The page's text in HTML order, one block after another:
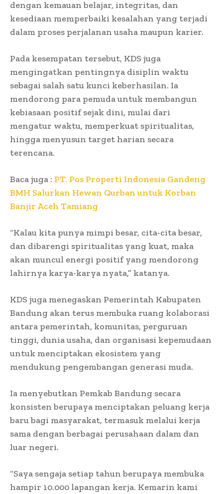
dengan kemauan belajar, integritas, dan
kesediaan memperbaiki kesalahan yang terjadi
dalam proses perjalanan usaha maupun karier.
Pada kesempatan tersebut, KDS juga
mengingatkan pentingnya disiplin waktu
sebagai salah satu kunci keberhasilan. Ia
mendorong para pemuda untuk membangun
kebiasaan positif sejak dini, mulai dari
mengatur waktu, memperkuat spiritualitas,
hingga menyusun target harian secara
terencana.
Baca juga : PT. Pos Properti Indonesia Gandeng
BMH Salurkan Hewan Qurban untuk Korban
Banjir Aceh Tamiang
“Kalau kita punya mimpi besar, cita-cita besar,
dan dibarengi spiritualitas yang kuat, maka
akan muncul energi positif yang mendorong
lahirnya karya-karya nyata,” katanya.
KDS juga menegaskan Pemerintah Kabupaten
Bandung akan terus membuka ruang kolaborasi
antara pemerintah, komunitas, perguruan
tinggi, dunia usaha, dan organisasi kepemudaan
untuk menciptakan ekosistem yang
mendukung pengembangan generasi muda.
Ia menyebutkan Pemkab Bandung secara
konsisten berupaya menciptakan peluang kerja
baru bagi masyarakat, termasuk melalui kerja
sama dengan berbagai perusahaan dalam dan
luar negeri.
“Saya sengaja setiap tahun berupaya membuka
hampir 10.000 lapangan kerja. Kemarin kami